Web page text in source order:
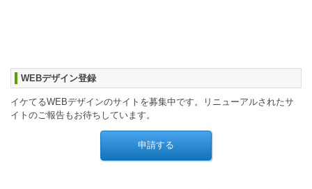
WEBデザイン登録
イケてるWEBデザインのサイトを募集中です。リニューアルされたサ
イトのご報告もお待ちしています。